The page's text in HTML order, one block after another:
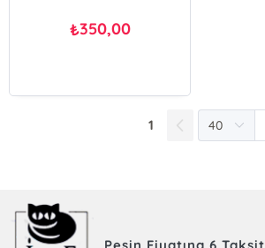
₺350,00
1
Peşin Fiyatına 6 Taksit